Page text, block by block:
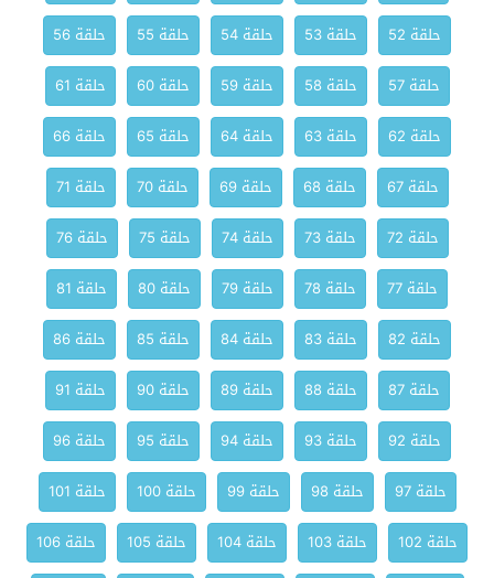
حلقة 52
حلقة 53 حلقة 54 حلقة 55
حلقة 56
حلقة 57
حلقة 58 حلقة 59 حلقة 60
حلقة 61
حلقة 62
حلقة 63 حلقة 64 حلقة 65
حلقة 66
حلقة 67
حلقة 68 حلقة 69 حلقة 70
حلقة 71
حلقة 72
حلقة 73 حلقة 74 حلقة 75
حلقة 76
حلقة 77
حلقة 78 حلقة 79 حلقة 80
حلقة 81
حلقة 82
حلقة 83 حلقة 84 حلقة 85
حلقة 86
حلقة 87
حلقة 88 حلقة 89 حلقة 90
حلقة 91
حلقة 92
حلقة 93 حلقة 94 حلقة 95
حلقة 96
حلقة 97
حلقة 98 حلقة 99 حلقة 100
حلقة 101
حلقة 102
حلقة 103 حلقة 104 حلقة 105
حلقة 106